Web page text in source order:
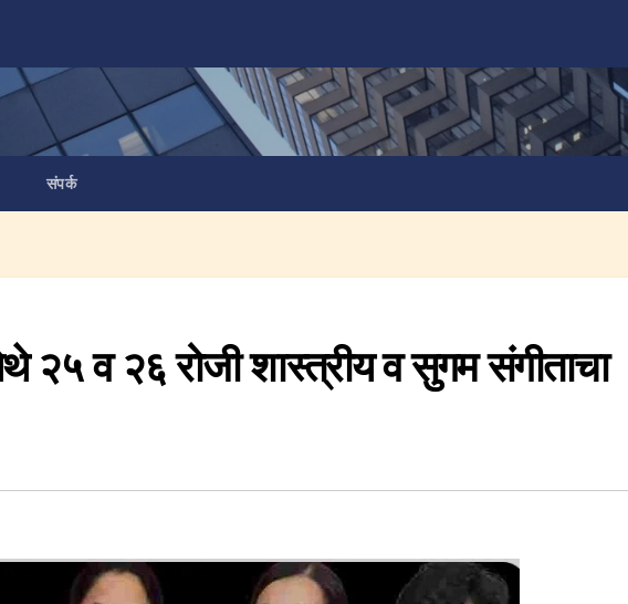
संपर्क
२५ व २६ रोजी शास्त्रीय व सुगम संगीताचा